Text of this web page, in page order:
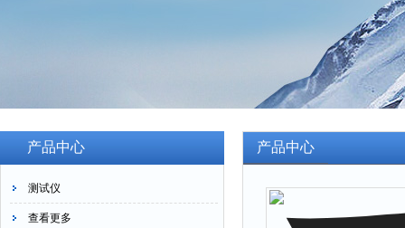
产品中心
测试仪
查看更多
产品中心